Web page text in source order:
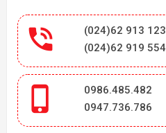

(024)62 913 123
(024)62 919 554

0986.485.482
0947.736.786